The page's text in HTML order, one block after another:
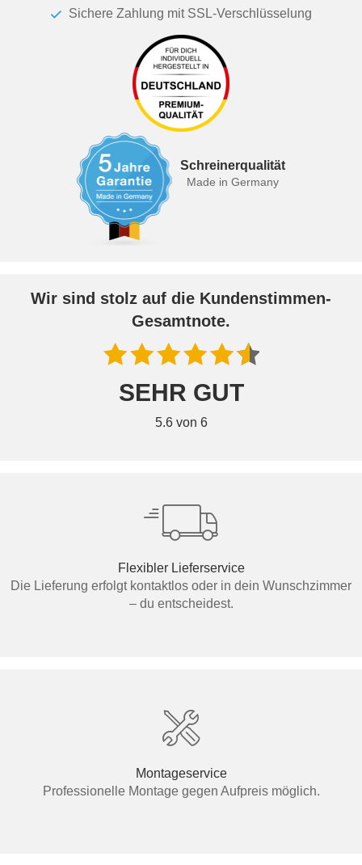
Sichere Zahlung mit SSL-Verschlüsselung
Schreinerqualität
Made in Germany
Wir sind stolz auf die Kundenstimmen-
Gesamtnote.
SEHR GUT
5.6 von 6
Flexibler Lieferservice
Die Lieferung erfolgt kontaktlos oder in dein Wunschzimmer
– du entscheidest.
Montageservice
Professionelle Montage gegen Aufpreis möglich.